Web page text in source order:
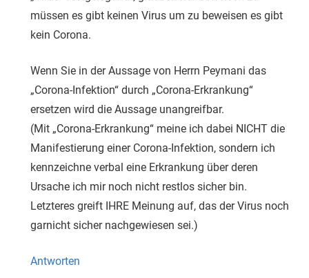
müssen es gibt keinen Virus um zu beweisen es gibt
kein Corona.
Wenn Sie in der Aussage von Herrn Peymani das
„Corona-Infektion“ durch „Corona-Erkrankung“
ersetzen wird die Aussage unangreifbar.
(Mit „Corona-Erkrankung“ meine ich dabei NICHT die
Manifestierung einer Corona-Infektion, sondern ich
kennzeichne verbal eine Erkrankung über deren
Ursache ich mir noch nicht restlos sicher bin.
Letzteres greift IHRE Meinung auf, das der Virus noch
garnicht sicher nachgewiesen sei.)
Antworten